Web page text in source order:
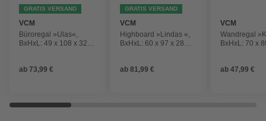
GRATIS VERSAND
VCM
Büroregal »Ulas«,
BxHxL: 49 x 108 x 32
ab 73,99 €
GRATIS VERSAND
VCM
Highboard »Lindas «,
BxHxL: 60 x 97 x 28
ab 81,99 €
VCM
Wandregal
BxHxL: 70 x
ab47,99 €